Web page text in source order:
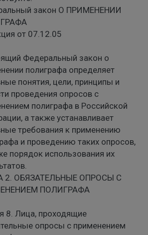
закон О ПРИМЕНЕНИИ
от 07.12.05
Федеральный закон о
полиграфа определяет
понятия, цели, принципы и
проведения опросов с
полиграфа в Российской
а также устанавливает
требования к применению
и проведению таких опросов,
порядок использования их
2. ОБЯЗАТЕЛЬНЫЕ ОПРОСЫ С
ПОЛИГРАФА
8. Лица, проходящие
опросы с применением